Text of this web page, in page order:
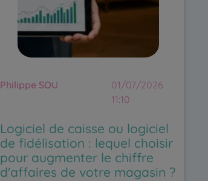
Philippe SOU
01/07/2026
11:10
Logiciel de caisse ou logiciel
de fidélisation : lequel choisir
pour augmenter le chiffre
d'affaires de votre magasin ?